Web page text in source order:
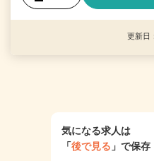
更新日
気になる求人は
「後で見る 」で保存